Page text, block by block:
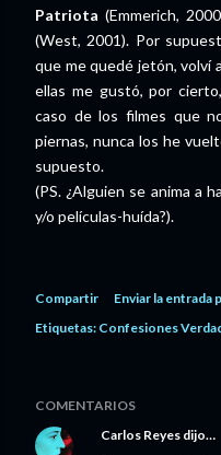
Patriota (Emmerich,
(West, 2001). Por
que me quedé jetón, volví
ellas me gustó, por
caso de los filmes que
piernas, nunca los he
supuesto.
(PS. ¿Alguien se anima a
y/o películas-huída?).
Compartir
Enviar la
Etiquetas: Confesiones
COMENTARIOS
Carlos Reyes dijo…